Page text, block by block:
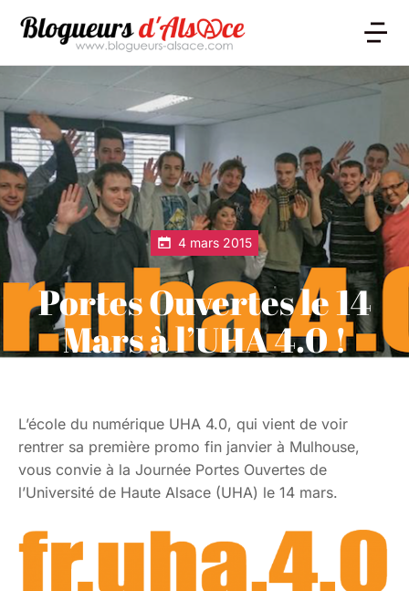
4 mars 2015
Portes Ouvertes le 14
Mars à l’UHA 4.0 !
L’école du numérique UHA 4.0, qui vient de voir
rentrer sa première promo fin janvier à Mulhouse,
vous convie à la Journée Portes Ouvertes de
l’Université de Haute Alsace (UHA) le 14 mars.